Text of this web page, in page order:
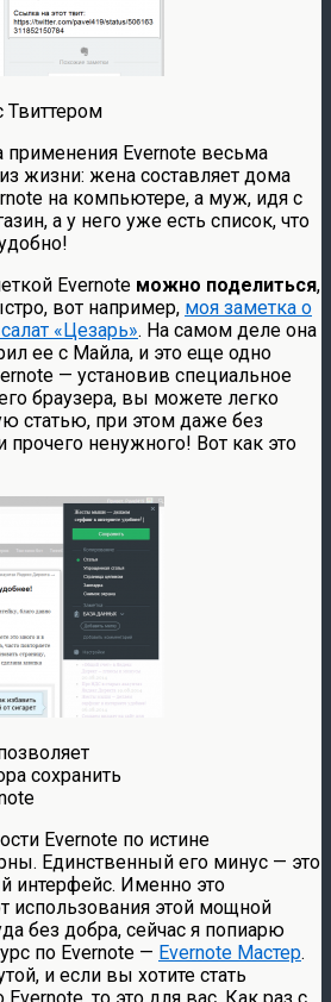
Твиттером
Evernote весьма
жизни: жена составляет дома
на компьютере, а муж, идя с
а у него уже есть список, что
Evernote можно поделиться,
вот например, моя заметка о
«Цезарь». На самом деле она
ее с Майла, и это еще одно
— установив специальное
браузера, вы можете легко
статью, при этом даже без
ненужного! Вот как это
сохранить
Evernote по истине
Единственный его минус — это
интерфейс. Именно это
использования этой мощной
без добра, сейчас я попиарю
по Evernote — Evernote Мастер.
и если вы хотите стать